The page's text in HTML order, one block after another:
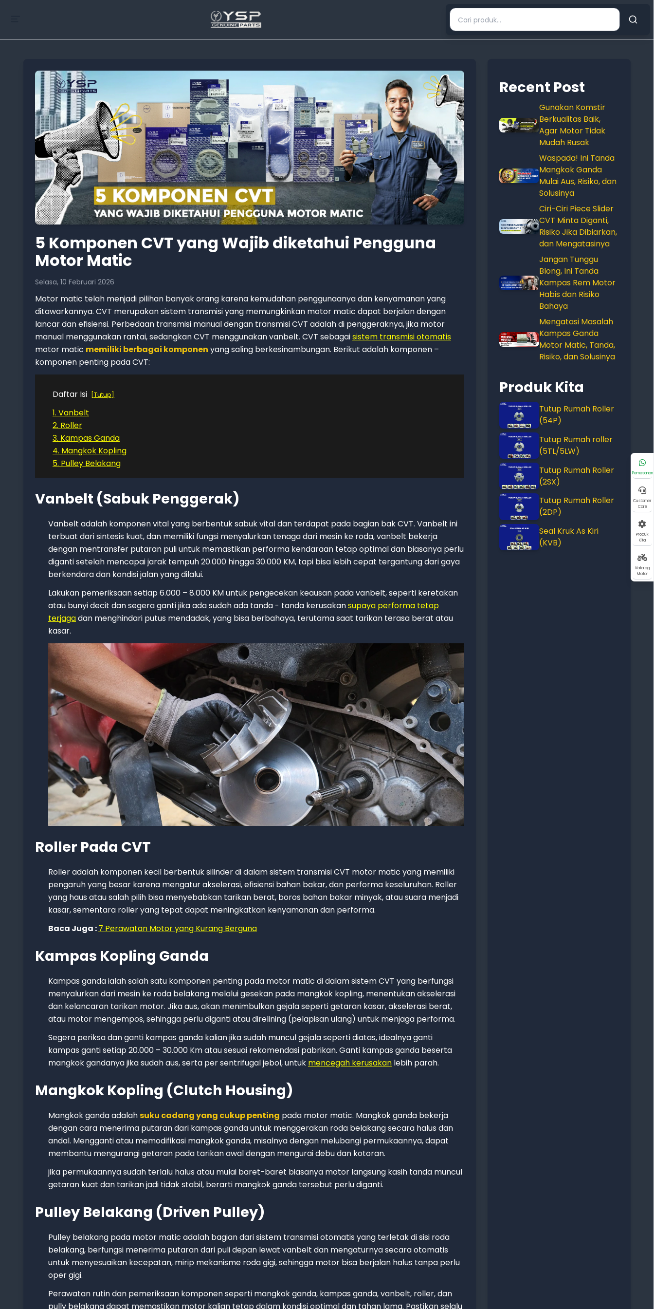
Pemesanan
Customer
Care
Produk
Kita
Katalog
Motor
5 Komponen CVT yang Wajib diketahui Pengguna
Motor Matic
Selasa, 10 Februari 2026
Motor matic telah menjadi pilihan banyak orang karena kemudahan penggunaanya dan kenyamanan yang
ditawarkannya. CVT merupakan sistem transmisi yang memungkinkan motor matic dapat berjalan dengan
lancar dan efisiensi. Perbedaan transmisi manual dengan transmisi CVT adalah di penggeraknya, jika motor
manual menggunakan rantai, sedangkan CVT menggunakan vanbelt. CVT sebagaisistem transmisi otomatis
motor matic memiliki berbagai komponen yang saling berkesinambungan. Berikut adalah komponen –
komponen penting pada CVT:
Daftar Isi Tutup
1. Vanbelt
2. Roller
3. Kampas Ganda
4. Mangkok Kopling
5. Pulley Belakang
Vanbelt (Sabuk Penggerak)
Vanbelt adalah komponen vital yang berbentuk sabuk vital dan terdapat pada bagian bak CVT. Vanbelt ini
terbuat dari sintesis kuat, dan memiliki fungsi menyalurkan tenaga dari mesin ke roda, vanbelt bekerja
dengan mentransfer putaran puli untuk memastikan performa kendaraan tetap optimal dan biasanya perlu
diganti setelah mencapai jarak tempuh 20.000 hingga 30.000 KM, tapi bisa lebih cepat tergantung dari gaya
berkendara dan kondisi jalan yang dilalui.
Lakukan pemeriksaan setiap 6.000 – 8.000 KM untuk pengecekan keausan pada vanbelt, seperti keretakan
atau bunyi decit dan segera ganti jika ada sudah ada tanda - tanda kerusakansupaya performa tetap
terjagadan menghindari putus mendadak, yang bisa berbahaya, terutama saat tarikan terasa berat atau
kasar.
Roller Pada CVT
Roller adalah komponen kecil berbentuk silinder di dalam sistem transmisi CVT motor matic yang memiliki
pengaruh yang besar karena mengatur akselerasi, efisiensi bahan bakar, dan performa keseluruhan. Roller
yang haus atau salah pilih bisa menyebabkan tarikan berat, boros bahan bakar minyak, atau suara menjadi
kasar, sementara roller yang tepat dapat meningkatkan kenyamanan dan performa.
Baca Juga :7 Perawatan Motor yang Kurang Berguna
Kampas Kopling Ganda
Kampas ganda ialah salah satu komponen penting pada motor matic di dalam sistem CVT yang berfungsi
menyalurkan dari mesin ke roda belakang melalui gesekan pada mangkok kopling, menentukan akselerasi
dan kelancaran tarikan motor. Jika aus, akan menimbulkan gejala seperti getaran kasar, akselerasi berat,
atau motor mengempos, sehingga perlu diganti atau direlining (pelapisan ulang) untuk menjaga performa.
Segera periksa dan ganti kampas ganda kalian jika sudah muncul gejala seperti diatas, idealnya ganti
kampas ganti setiap 20.000 – 30.000 Km atau sesuai rekomendasi pabrikan. Ganti kampas ganda beserta
mangkok gandanya jika sudah aus, serta per sentrifugal jebol, untuk mencegah kerusakan lebih parah.
Mangkok Kopling (Clutch Housing)
Mangkok ganda adalahsuku cadang yang cukup penting pada motor matic. Mangkok ganda bekerja
dengan cara menerima putaran dari kampas ganda untuk menggerakan roda belakang secara halus dan
andal. Mengganti atau memodifikasi mangkok ganda, misalnya dengan melubangi permukaannya, dapat
membantu mengurangi getaran pada tarikan awal dengan mengurai debu dan kotoran.
jika permukaannya sudah terlalu halus atau mulai baret-baret biasanya motor langsung kasih tanda muncul
getaran kuat dan tarikan jadi tidak stabil, berarti mangkok ganda tersebut perlu diganti.
Pulley Belakang (Driven Pulley)
Pulley belakang pada motor matic adalah bagian dari sistem transmisi otomatis yang terletak di sisi roda
belakang, berfungsi menerima putaran dari puli depan lewat vanbelt dan mengaturnya secara otomatis
untuk menyesuaikan kecepatan, mirip mekanisme roda gigi, sehingga motor bisa berjalan halus tanpa perlu
oper gigi.
Perawatan rutin dan pemeriksaan komponen seperti mangkok ganda, kampas ganda, vanbelt, roller, dan
pully belakang dapat memastikan motor kalian tetap dalam kondisi optimal dan tahan lama. Pastikan selalu
Recent Post
Gunakan Komstir
Berkualitas Baik,
Agar Motor Tidak
Mudah Rusak
Waspada! Ini Tanda
Mangkok Ganda
Mulai Aus, Risiko, dan
Solusinya
Ciri-Ciri Piece Slider
CVT Minta Diganti,
Risiko Jika Dibiarkan,
dan Mengatasinya
Jangan Tunggu
Blong, Ini Tanda
Kampas Rem Motor
Habis dan Risiko
Bahaya
Mengatasi Masalah
Kampas Ganda
Motor Matic, Tanda,
Risiko, dan Solusinya
Produk Kita
Tutup Rumah Roller
(54P)
Tutup Rumah roller
(5TL/5LW)
Tutup Rumah Roller
(2SX)
Tutup Rumah Roller
(2DP)
Seal Kruk As Kiri
(KVB)